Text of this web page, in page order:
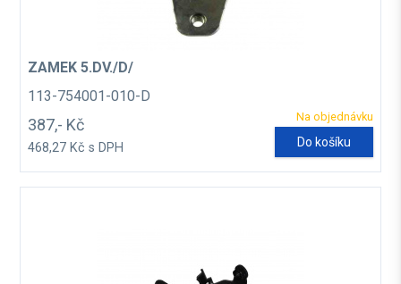
ZAMEK 5.DV./D/
113-754001-010-D
Na objednávku
387,- Kč
468,27 Kč s DPH Do košíku